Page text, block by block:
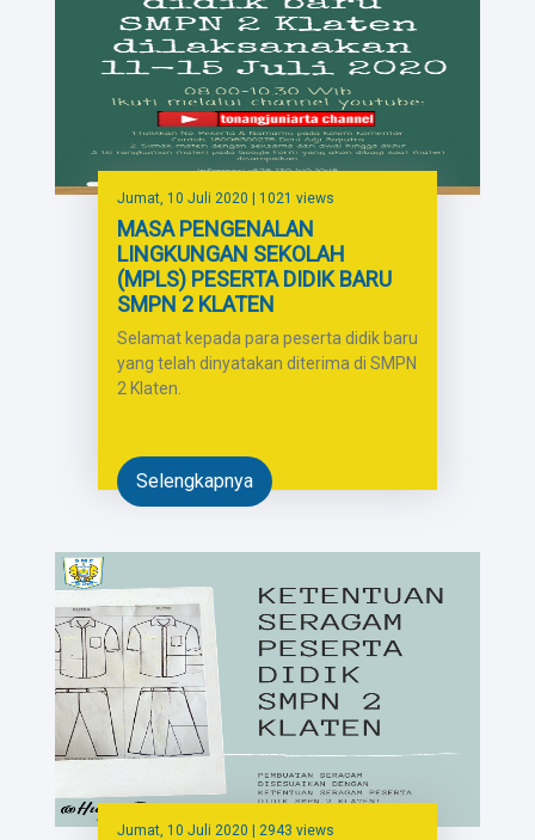
Jumat, 10 Juli 2020 | 1021 views
MASA PENGENALAN
LINGKUNGAN SEKOLAH
(MPLS) PESERTA DIDIK BARU
SMPN 2 KLATEN
Selamat kepada para peserta didik baru
yang telah dinyatakan diterima di SMPN
2 Klaten.
Selengkapnya
Jumat, 10 Juli 2020 | 2943 views